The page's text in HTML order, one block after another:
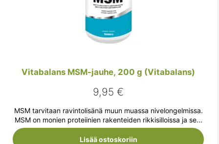
Vitabalans MSM-jauhe, 200 g (Vitabalans)
9,95€
MSM tarvitaan ravintolisänä muun muassa nivelongelmissa.
MSM on monien proteiinien rakenteiden rikkisilloissa ja se...
Lisää ostoskoriin